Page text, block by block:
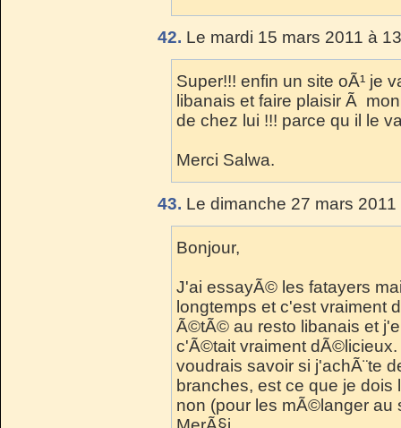
42. Le mardi 15 mars 2011 à
Super!!! enfin un site oÃ¹ je
libanais et faire plaisir Ã
de chez lui !!! parce qu il le
Merci Salwa.
43. Le dimanche 27 mars
Bonjour,
J'ai essayÃ© les fatayers
longtemps et c'est vraiment
Ã©tÃ© au resto libanais et
c'Ã©tait vraiment
voudrais savoir si j'achÃ¨te
branches, est ce que je
non (pour les mÃ©langer au